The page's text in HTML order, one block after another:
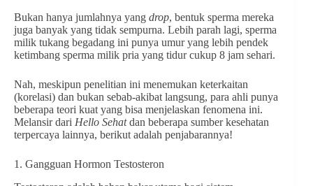
Bukan hanya jumlahnya yang drop, bentuk sperma mereka
juga banyak yang tidak sempurna. Lebih parah lagi, sperma
milik tukang begadang ini punya umur yang lebih pendek
ketimbang sperma milik pria yang tidur cukup 8 jam sehari.
Nah, meskipun penelitian ini menemukan keterkaitan
(korelasi) dan bukan sebab-akibat langsung, para ahli punya
beberapa teori kuat yang bisa menjelaskan fenomena ini.
Melansir dari Hello Sehatdan beberapa sumber kesehatan
terpercaya lainnya, berikut adalah penjabarannya!
1. Gangguan Hormon Testosteron